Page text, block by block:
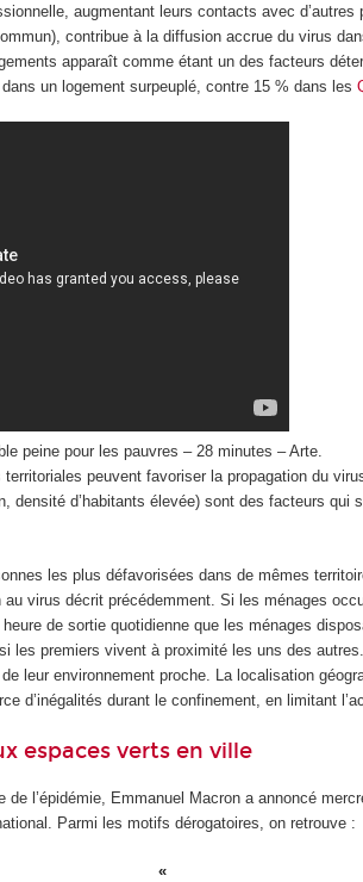
augmentant leurs contacts avec
contribue à la diffusion accrue du virus
apparaît comme étant un des facteurs
un logement surpeuplé, contre 15 % dans les
peine pour les pauvres – 28 minutes – Arte.
territoriales peuvent favoriser la propagation du
densité d’habitants élevée) sont des facteurs qui
les plus défavorisées dans de mêmes
virus décrit précédemment. Si les ménages
de sortie quotidienne que les ménages
les premiers vivent à proximité les uns des
leur environnement proche. La localisation
d’inégalités durant le confinement, en limitant
espaces verts en ville
de l’épidémie, Emmanuel Macron a annoncé
Parmi les motifs dérogatoires, on retrouve :